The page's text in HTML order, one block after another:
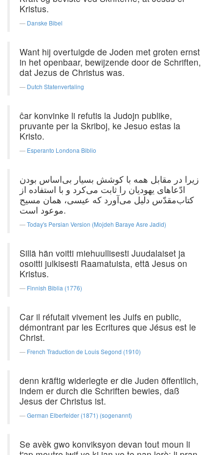
Kristus.
Danske Bibel
Want hij overtuigde de Joden met groten ernst
in het openbaar, bewijzende door de Schriften,
dat Jezus de Christus was.
Dutch Statenvertaling
ĉar konvinke li refutis la Judojn publike,
pruvante per la Skriboj, ke Jesuo estas la
Kristo.
Esperanto Londona Biblio
زیرا در مقابل همه با كوشش بسیار بی‌اساس بودن
ادّعاهای یهودیان را ثابت می‌کرد و با استفاده از
کتاب‌مقدّس دلیل می‌آورد كه عیسی، همان مسیح
موعود است.
Today's Persian Version (Mojdeh Baraye Asre Jadid)
Sillä hän voitti miehuullisesti Juudalaiset ja
osoitti julkisesti Raamatuista, että Jesus on
Kristus.
Finnish Biblia (1776)
Car il réfutait vivement les Juifs en public,
démontrant par les Ecritures que Jésus est le
Christ.
French Traduction de Louis Segond (1910)
denn kräftig widerlegte er die Juden öffentlich,
indem er durch die Schriften bewies, daß
Jesus der Christus ist.
German Elberfelder (1871) (sogenannt)
Se avèk gwo konviksyon devan tout moun li